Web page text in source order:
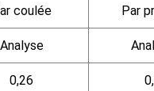
coulée Par
Analyse
0,26